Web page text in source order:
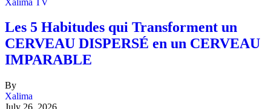
Les 5 Habitudes qui Transforment un
CERVEAU DISPERSÉ en un CERVEAU
IMPARABLE
By
Xalima